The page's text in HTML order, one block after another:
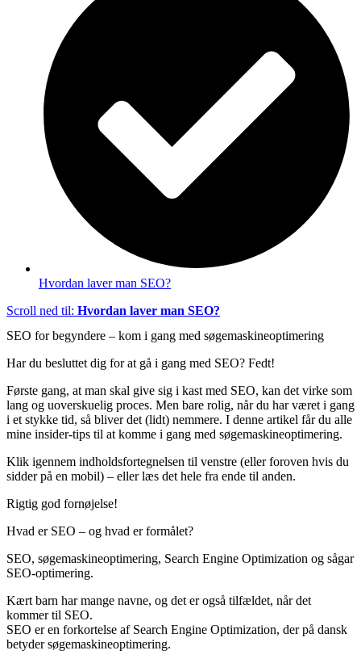
Hvordan laver man SEO?
Scroll ned til: Hvordan laver man SEO?
SEO for begyndere – kom i gang med søgemaskineoptimering
Har du besluttet dig for at gå i gang med SEO? Fedt!
Første gang, at man skal give sig i kast med SEO, kan det virke som
lang og uoverskuelig proces. Men bare rolig, når du har været i gang
i et stykke tid, så bliver det (lidt) nemmere. I denne artikel får du alle
mine insider-tips til at komme i gang med søgemaskineoptimering.
Klik igennem indholdsfortegnelsen til venstre (eller foroven hvis du
sidder på en mobil) – eller læs det hele fra ende til anden.
Rigtig god fornøjelse!
Hvad er SEO – og hvad er formålet?
SEO, søgemaskineoptimering, Search Engine Optimization og sågar
SEO-optimering.
Kært barn har mange navne, og det er også tilfældet, når det
kommer til SEO.
SEO er en forkortelse af Search Engine Optimization, der på dansk
betyder søgemaskineoptimering.